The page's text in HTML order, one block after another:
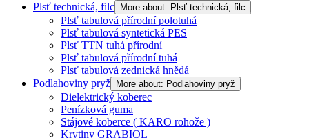
Plsť technická, filc More about: Plsť technická, filc
Plsť tabulová přírodní polotuhá
Plsť tabulová syntetická PES
Plsť TTN tuhá přírodní
Plsť tabulová přírodní tuhá
Plsť tabulová zednická hnědá
Podlahoviny pryž More about: Podlahoviny pryž
Dielektrický koberec
Penízková guma
Stájové koberce ( KARO rohože )
Krytiny GRABIOL